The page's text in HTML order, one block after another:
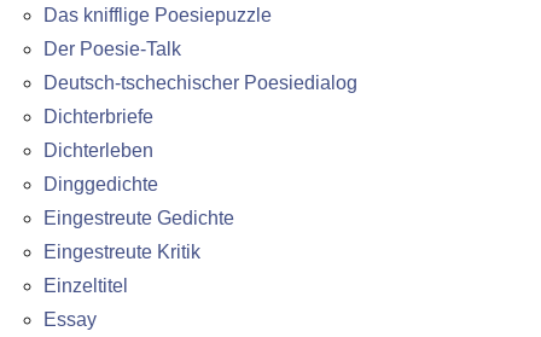
Das knifflige Poesiepuzzle
Der Poesie-Talk
Deutsch-tschechischer Poesiedialog
Dichterbriefe
Dichterleben
Dinggedichte
Eingestreute Gedichte
Eingestreute Kritik
Einzeltitel
Essay